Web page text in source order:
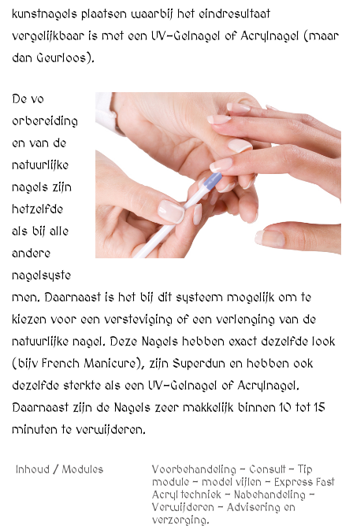
kunstnagels plaatsen waarbij het eindresultaat
vergelijkbaar is met een UV-Gelnagel of Acrylnagel (maar
dan Geurloos).
De vo
orbereiding
en van de
natuurlijke
nagels zijn
hetzelfde
als bij alle
andere
nagelsyste
men. Daarnaast is het bij dit systeem mogelijk om te
kiezen voor een versteviging of een verlenging van de
natuurlijke nagel. Deze Nagels hebben exact dezelfde look
(bijv French Manicure), zijn Superdun en hebben ook
dezelfde sterkte als een UV-Gelnagel of Acrylnagel.
Daarnaast zijn de Nagels zeer makkelijk binnen 10 tot 15
minuten te verwijderen.
Inhoud / Modules
Voorbehandeling - Consult - Tip
module - model vijlen - Express Fast
Acryl techniek - Nabehandeling -
Verwijderen - Advisering en
verzorging.